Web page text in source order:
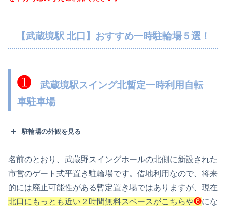
【武蔵境駅 北口】おすすめ一時駐輪場５選！
➊武蔵境駅スイング北暫定一時利用自転
車駐車場
駐輪場の外観を見る
名前のとおり、武蔵野スイングホールの北側に新設された
市営のゲート式平置き駐輪場です。借地利用なので、将来
的には廃止可能性がある暫定置き場ではありますが、現在
北口にもっとも近い２時間無料スペースがこちらや❻にな